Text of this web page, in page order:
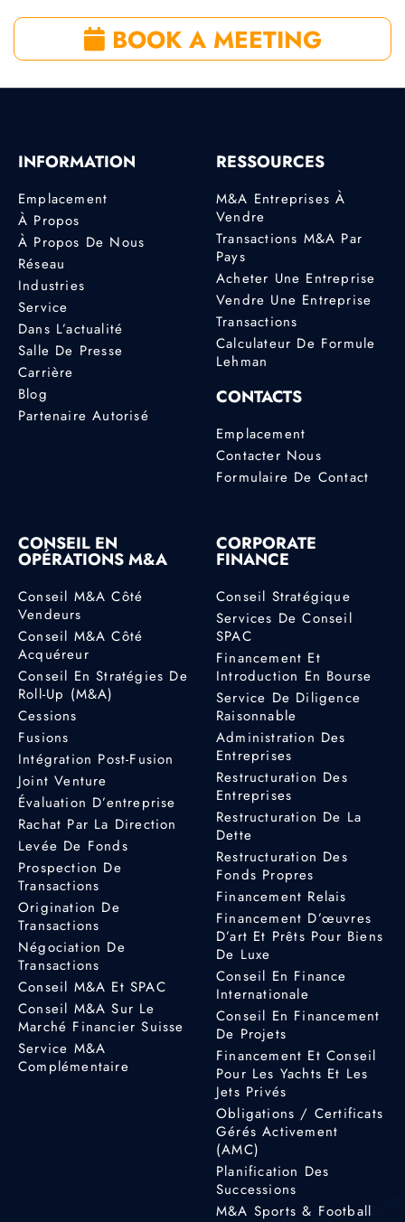
BOOK A MEETING
INFORMATION
Emplacement
À Propos
À Propos De Nous
Réseau
Industries
Service
Dans L’actualité
Salle De Presse
Carrière
Blog
Partenaire Autorisé
RESSOURCES
M&A Entreprises À
Vendre
Transactions M&A Par
Pays
Acheter Une Entreprise
Vendre Une Entreprise
Transactions
Calculateur De Formule
Lehman
CONTACTS
Emplacement
Contacter Nous
Formulaire De Contact
CONSEIL EN
OPÉRATIONS M&A
Conseil M&A Côté
Vendeurs
Conseil M&A Côté
Acquéreur
Conseil En Stratégies De
Roll-Up (M&A)
Cessions
Fusions
Intégration Post-Fusion
Joint Venture
Évaluation D’entreprise
Rachat Par La Direction
Levée De Fonds
Prospection De
Transactions
Origination De
Transactions
Négociation De
Transactions
Conseil M&A Et SPAC
Conseil M&A Sur Le
Marché Financier Suisse
Service M&A
Complémentaire
CORPORATE
FINANCE
Conseil Stratégique
Services De Conseil
SPAC
Financement Et
Introduction En Bourse
Service De Diligence
Raisonnable
Administration Des
Entreprises
Restructuration Des
Entreprises
Restructuration De La
Dette
Restructuration Des
Fonds Propres
Financement Relais
Financement D’œuvres
D’art Et Prêts Pour Biens
De Luxe
Conseil En Finance
Internationale
Conseil En Financement
De Projets
Financement Et Conseil
Pour Les Yachts Et Les
Jets Privés
Obligations / Certificats
Gérés Activement
(AMC)
Planification Des
Successions
M&A Sports & Football